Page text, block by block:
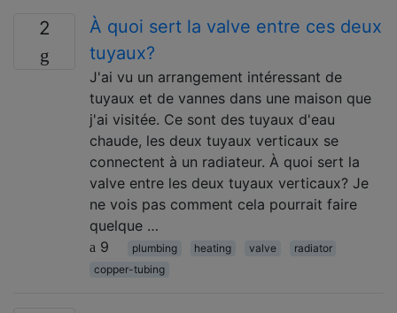
2
À quoi sert la valve entre ces deux
tuyaux?
J'ai vu un arrangement intéressant de
tuyaux et de vannes dans une maison que
j'ai visitée. Ce sont des tuyaux d'eau
chaude, les deux tuyaux verticaux se
connectent à un radiateur. À quoi sert la
valve entre les deux tuyaux verticaux? Je
ne vois pas comment cela pourrait faire
quelque …
9
plumbing heating valve
radiator
copper-tubing